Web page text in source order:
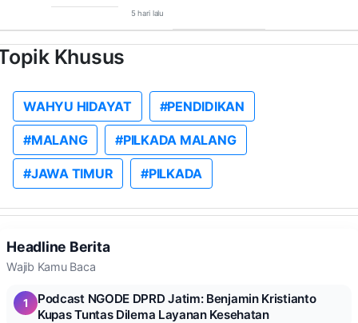
5 hari lalu
Khusus
WAHYU HIDAYAT #PENDIDIKAN
#MALANG #PILKADA MALANG
#JAWA TIMUR #PILKADA
Headline Berita
Wajib Kamu Baca
1
Podcast NGODE DPRD Jatim: Benjamin Kristianto
Kupas Tuntas Dilema Layanan Kesehatan